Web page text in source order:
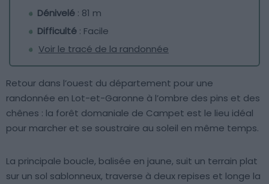
Dénivelé : 81 m
Difficulté : Facile
Voir le tracé de la randonnée
Retour dans l’ouest du département pour une
randonnée en Lot-et-Garonne à l’ombre des pins et des
chênes : la forêt domaniale de Campet est le lieu idéal
pour marcher et se soustraire au soleil en même temps.
La principale boucle, balisée en jaune, suit un terrain plat
sur un sol sablonneux, traverse à deux repises et longe la